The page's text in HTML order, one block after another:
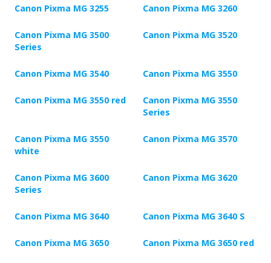
Canon Pixma MG 3255 Canon Pixma MG 3260
Canon Pixma MG 3500
Series
Canon Pixma MG 3520
Canon Pixma MG 3540 Canon Pixma MG 3550
Canon Pixma MG 3550 red
Canon Pixma MG 3550
Series
Canon Pixma MG 3550
white
Canon Pixma MG 3570
Canon Pixma MG 3600
Series
Canon Pixma MG 3620
Canon Pixma MG 3640 Canon Pixma MG 3640 S
Canon Pixma MG 3650 Canon Pixma MG 3650 red